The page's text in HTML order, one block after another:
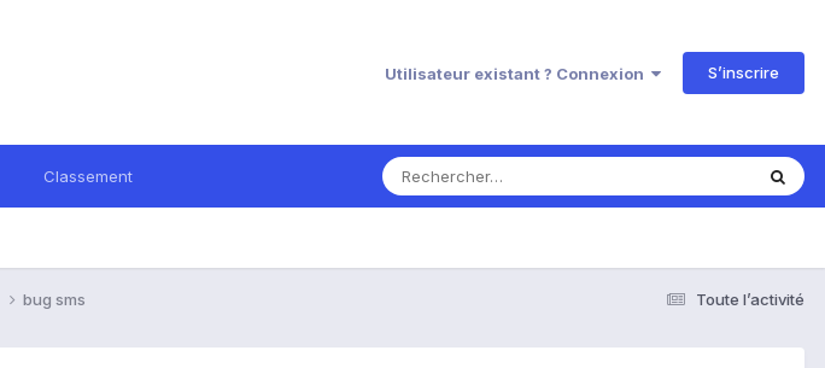
Utilisateur existant ? Connexion S’inscrire
Classement
Toute l’activité
bug sms